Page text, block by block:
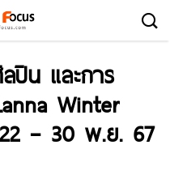
ปิน และการ
Winter
– 30 พ.ย. 67